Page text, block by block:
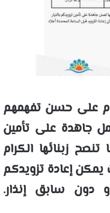
على حسن تفهمهم
جاهدة على تأمين
تنصح زبنائها الكرام
يمكن إعادة تزويدكم
دون سابق إنذار.